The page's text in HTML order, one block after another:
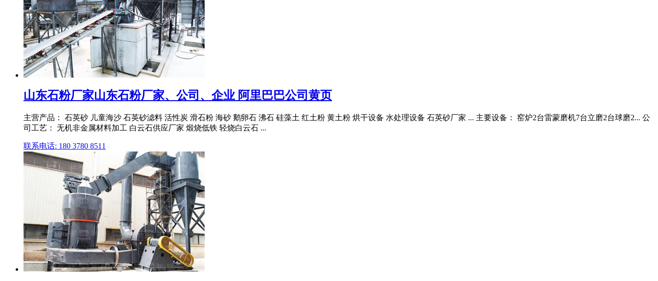
山东石粉厂家山东石粉厂家、公司、企业 阿里巴巴公司黄页
主营产品： 石英砂 儿童海沙 石英砂滤料 活性炭 滑石粉 海砂 鹅卵石 沸石 硅藻土 红土粉 黄土粉 烘干设备 水处理设备 石英砂厂家 ... 主要设备： 窑炉2台雷蒙磨机7台立磨2台球磨2... 公
司工艺： 无机非金属材料加工 白云石供应厂家 煅烧低铁 轻烧白云石 ...
联系电话: 180 3780 8511